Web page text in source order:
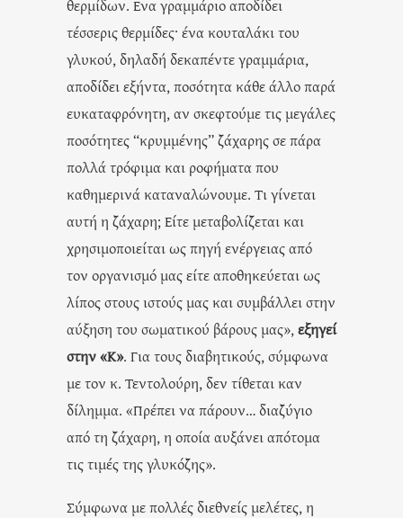
θερμίδων. Ενα γραμμάριο αποδίδει
τέσσερις θερμίδες· ένα κουταλάκι του
γλυκού, δηλαδή δεκαπέντε γραμμάρια,
αποδίδει εξήντα, ποσότητα κάθε άλλο παρά
ευκαταφρόνητη, αν σκεφτούμε τις μεγάλες
ποσότητες “κρυμμένης” ζάχαρης σε πάρα
πολλά τρόφιμα και ροφήματα που
καθημερινά καταναλώνουμε. Τι γίνεται
αυτή η ζάχαρη; Είτε μεταβολίζεται και
χρησιμοποιείται ως πηγή ενέργειας από
τον οργανισμό μας είτε αποθηκεύεται ως
λίπος στους ιστούς μας και συμβάλλει στην
αύξηση του σωματικού βάρους μας»,εξηγεί
στην «Κ». Για τους διαβητικούς, σύμφωνα
με τον κ. Τεντολούρη, δεν τίθεται καν
δίλημμα. «Πρέπει να πάρουν… διαζύγιο
από τη ζάχαρη, η οποία αυξάνει απότομα
τις τιμές της γλυκόζης».
Σύμφωνα με πολλές διεθνείς μελέτες, η